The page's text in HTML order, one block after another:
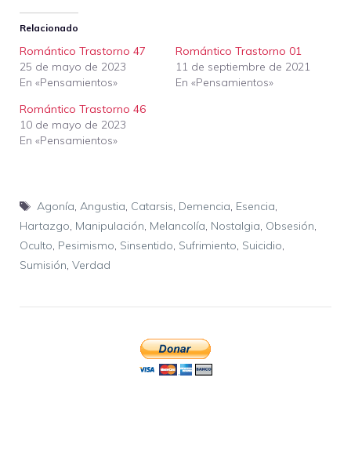
Relacionado
Romántico Trastorno 47
25 de mayo de 2023
En «Pensamientos»
Romántico Trastorno 01
11 de septiembre de 2021
En «Pensamientos»
Romántico Trastorno 46
10 de mayo de 2023
En «Pensamientos»
Etiquetas
Agonía, Angustia, Catarsis, Demencia, Esencia,
Hartazgo, Manipulación, Melancolía, Nostalgia, Obsesión,
Oculto, Pesimismo, Sinsentido, Sufrimiento, Suicidio,
Sumisión, Verdad